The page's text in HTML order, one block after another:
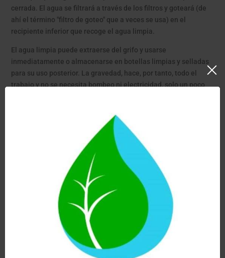
cerrada. El agua se filtrará a través de los filtros y goteará (de
ahí el término "filtro de goteo" que a veces se usa) en el
recipiente inferior que recoge el agua limpia.
El agua limpia puede extraerse del grifo y usarse
inmediatamente o almacenarse en botellas limpias y selladas
para su uso posterior. La gravedad, hace, por tanto, todo el
trabajo y no se necesita bombeo ni electricidad, solo un poco
VENTAJAS DE LOS FILTROS DE AGUA CERÁMICOS VS
Mantienen todas las sales minerales presentes en el agua
tan necesarias para la salud
Son ecológicos. No desperdician agua, no necesitan
electricidad ni generan residuos.
Excelente relación calidad/precio. El recambio anual es
barato en comparación con otros sistemas.
Fácil instalación y mantenimiento sencillo.
Proporcionan agua purificada al momento, sin esperas ni